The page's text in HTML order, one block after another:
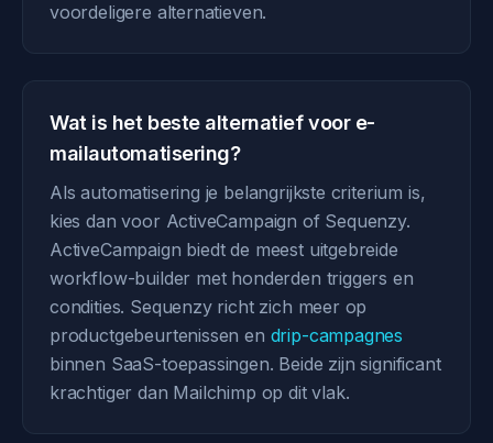
voordeligere alternatieven.
Wat is het beste alternatief voor e-
mailautomatisering?
Als automatisering je belangrijkste criterium is,
kies dan voor ActiveCampaign of Sequenzy.
ActiveCampaign biedt de meest uitgebreide
workflow-builder met honderden triggers en
condities. Sequenzy richt zich meer op
productgebeurtenissen en drip-campagnes
binnen SaaS-toepassingen. Beide zijn significant
krachtiger dan Mailchimp op dit vlak.